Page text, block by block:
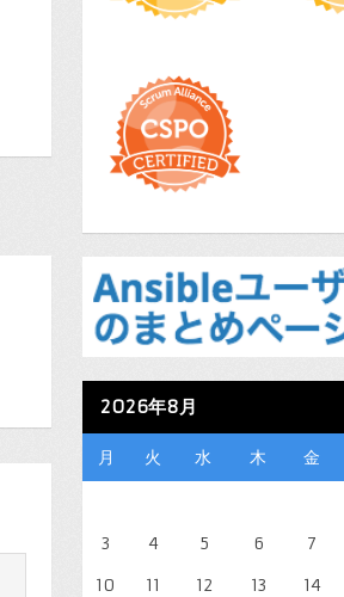
2026年8月
月 火 水 木 金
3
4 5 6 7
10
11 12 13 14